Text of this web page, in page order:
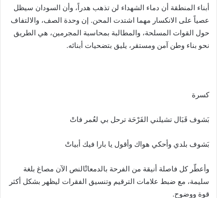
أبناء المنطقة أن دماء الشهداء لن تذهب هدراً، وأن السودان سيظل
عصياً على الانكسار مهما اشتدت المحن. إن وحدة الصف، والالتفاف
حول القوات المسلحة، والمطالبة بمحاسبة المجرمين، هي الطريق
نحو بناء وطن آمن ومستقر، يليق بتضحيات أبنائه.
كسرة
بَشوف قَبَال تشيلني الفَرْحَة ترحل بي لعُمر فاتْ
بَشوف بلدي وأحكي هواك وأقول يا بارا فيك أبياتْ
وأعطّر كل فاصلة أنيقة من الفرحة بالدمعاتْالنص الآن مصاغ بلغة
سليمة، مع ضبط علامات الترقيم وتنسيق الفقرات ليظهر بشكل أكثر
قوة ووضوح.